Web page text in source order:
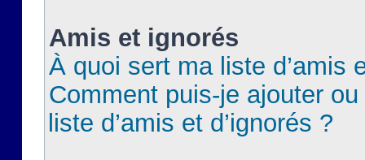
Amis et ignorés
À quoi sert ma liste d’amis
Comment puis-je ajouter
liste d’amis et d’ignorés ?